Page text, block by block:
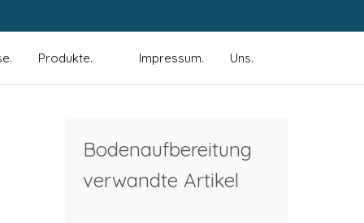
Produkte. Impressum. Uns.
Bodenaufbereitung
verwandte Artikel